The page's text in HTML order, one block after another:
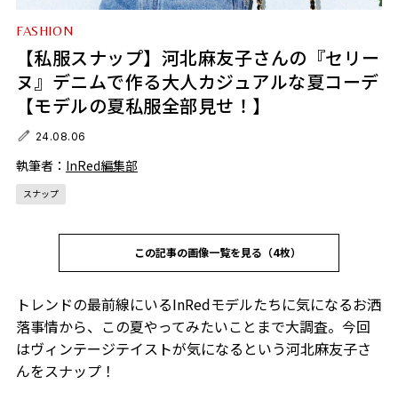
FASHION
【私服スナップ】河北麻友子さんの『セリー
ヌ』デニムで作る大人カジュアルな夏コーデ
【モデルの夏私服全部見せ！】
24.08.06
執筆者： InRed編集部
スナップ
この記事の画像一覧を見る（4枚）
トレンドの最前線にいるInRedモデルたちに気になるお洒
落事情から、この夏やってみたいことまで大調査。今回
はヴィンテージテイストが気になるという河北麻友子さ
んをスナップ！